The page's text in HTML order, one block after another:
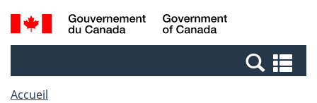
Passer
au
Passer
à
Canada
Recherche
et
et
Accueil